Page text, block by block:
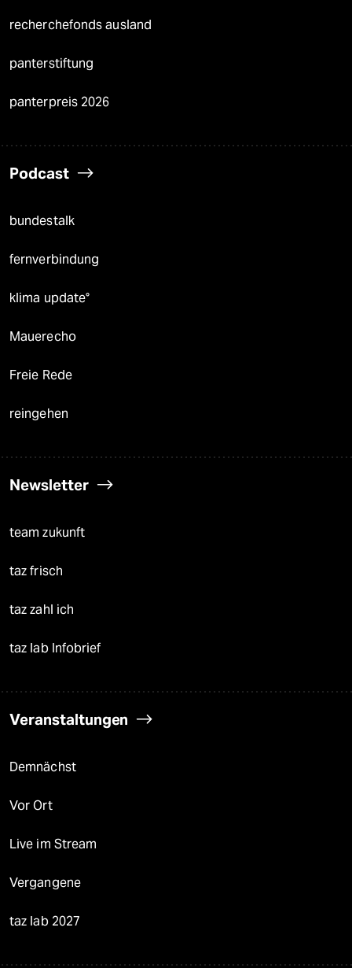
recherchefonds ausland
panterstiftung
panterpreis 2026
Podcast
bundestalk
fernverbindung
klima update°
Mauerecho
Freie Rede
reingehen
Newsletter
team zukunft
taz frisch
taz zahl ich
taz lab Infobrief
Veranstaltungen
Demnächst
Vor Ort
Live im Stream
Vergangene
taz lab 2027